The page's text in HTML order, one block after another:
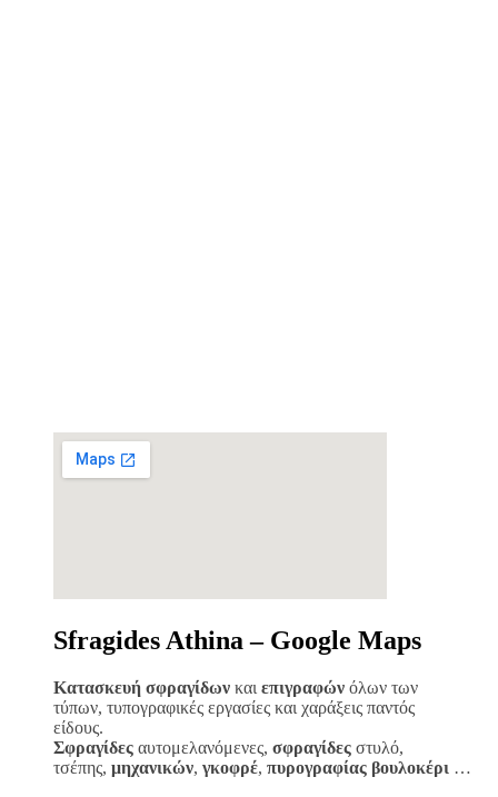
Sfragides Athina – Google Maps
Κατασκευή σφραγίδων και επιγραφών όλων των
τύπων, τυπογραφικές εργασίες και χαράξεις παντός
είδους.
Σφραγίδες αυτομελανόμενες, σφραγίδες στυλό,
τσέπης, μηχανικών, γκοφρέ, πυρογραφίας βουλοκέρι …